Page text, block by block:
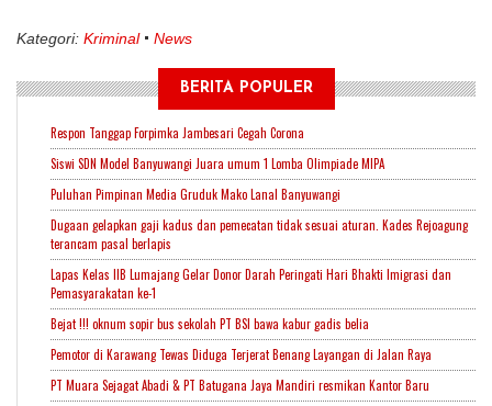
Kategori: Kriminal News
BERITA POPULER
Respon Tanggap Forpimka Jambesari Cegah Corona
Siswi SDN Model Banyuwangi Juara umum 1 Lomba Olimpiade MIPA
Puluhan Pimpinan Media Gruduk Mako Lanal Banyuwangi
Dugaan gelapkan gaji kadus dan pemecatan tidak sesuai aturan. Kades Rejoagung
terancam pasal berlapis
Lapas Kelas IIB Lumajang Gelar Donor Darah Peringati Hari Bhakti Imigrasi dan
Pemasyarakatan ke-1
Bejat !!! oknum sopir bus sekolah PT BSI bawa kabur gadis belia
Pemotor di Karawang Tewas Diduga Terjerat Benang Layangan di Jalan Raya
PT Muara Sejagat Abadi & PT Batugana Jaya Mandiri resmikan Kantor Baru